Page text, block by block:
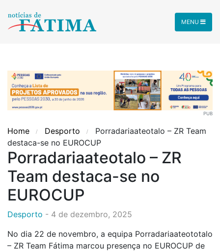
MENU
PUB
Home Desporto
Porradariaateotalo – ZR Team
destaca-se no EUROCUP
Porradariaateotalo – ZR
Team destaca-se no
EUROCUP
Desporto - 4 de dezembro, 2025
No dia 22 de novembro, a equipa Porradariaateototalo
– ZR Team Fátima marcou presença no EUROCUP de